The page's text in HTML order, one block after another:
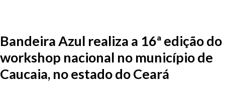
Bandeira Azul realiza a 16ª edição do
workshop nacional no município de
Caucaia, no estado do Ceará